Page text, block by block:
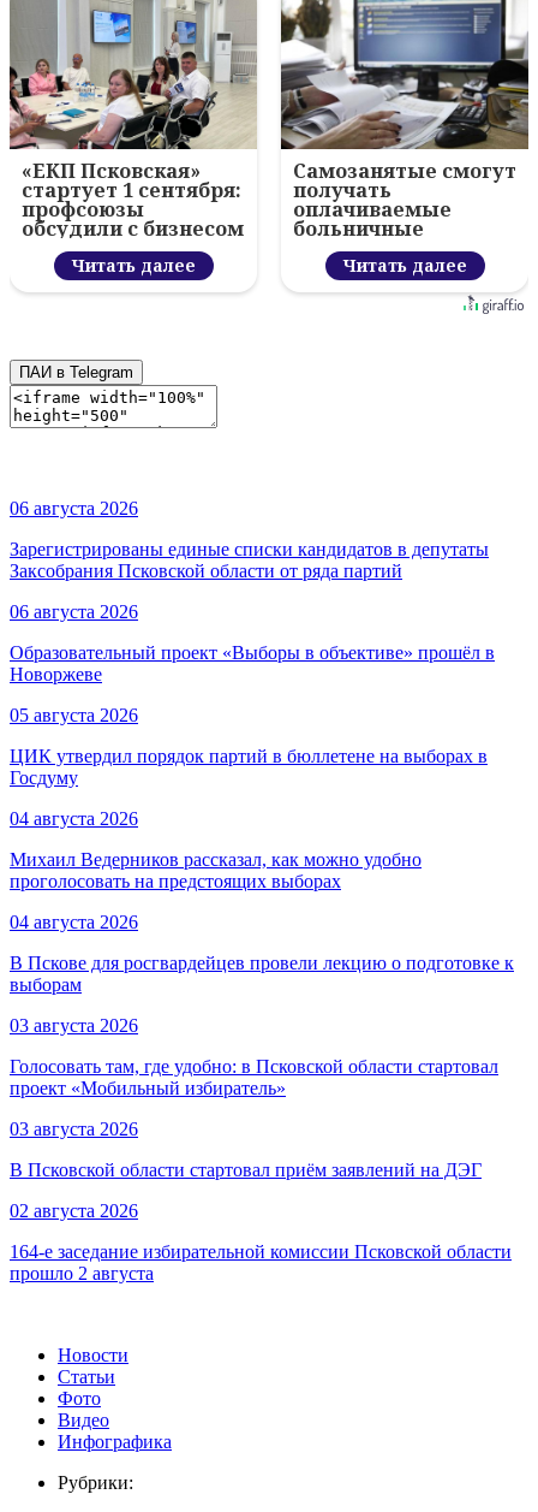
«ЕКП Псковская»
стартует 1 сентября:
профсоюзы
обсудили с бизнесом
новый цифровой
проектЧитать далее
Самозанятые смогут
получать
оплачиваемые
больничные
Читать далее
ПАИ в Telegram
06 августа 2026
Зарегистрированы единые списки кандидатов в депутаты
Заксобрания Псковской области от ряда партий
06 августа 2026
Образовательный проект «Выборы в объективе» прошёл в
Новоржеве
05 августа 2026
ЦИК утвердил порядок партий в бюллетене на выборах в
Госдуму
04 августа 2026
Михаил Ведерников рассказал, как можно удобно
проголосовать на предстоящих выборах
04 августа 2026
В Пскове для росгвардейцев провели лекцию о подготовке к
выборам
03 августа 2026
Голосовать там, где удобно: в Псковской области стартовал
проект «Мобильный избиратель»
03 августа 2026
В Псковской области стартовал приём заявлений на ДЭГ
02 августа 2026
164-е заседание избирательной комиссии Псковской области
прошло 2 августа
Новости
Статьи
Фото
Видео
Инфографика
Рубрики: